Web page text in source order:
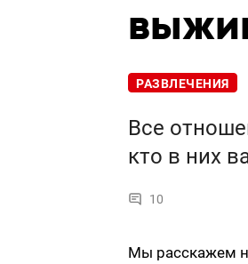
РАЗВЛЕЧЕНИЯ
Все
кто в них
10
Мы расскажем